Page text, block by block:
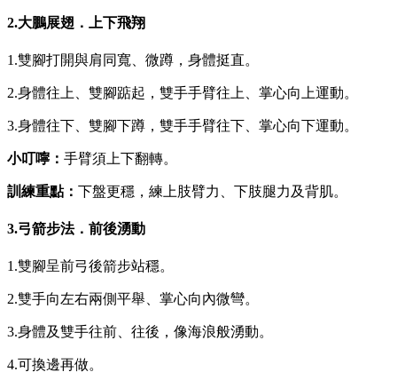
2.大鵬展翅．上下飛翔
1.雙腳打開與肩同寬、微蹲，身體挺直。
2.身體往上、雙腳踮起，雙手手臂往上、掌心向上運動。
3.身體往下、雙腳下蹲，雙手手臂往下、掌心向下運動。
小叮嚀： 手臂須上下翻轉。
訓練重點： 下盤更穩，練上肢臂力、下肢腿力及背肌。
3.弓箭步法．前後湧動
1.雙腳呈前弓後箭步站穩。
2.雙手向左右兩側平舉、掌心向內微彎。
3.身體及雙手往前、往後，像海浪般湧動。
4.可換邊再做。